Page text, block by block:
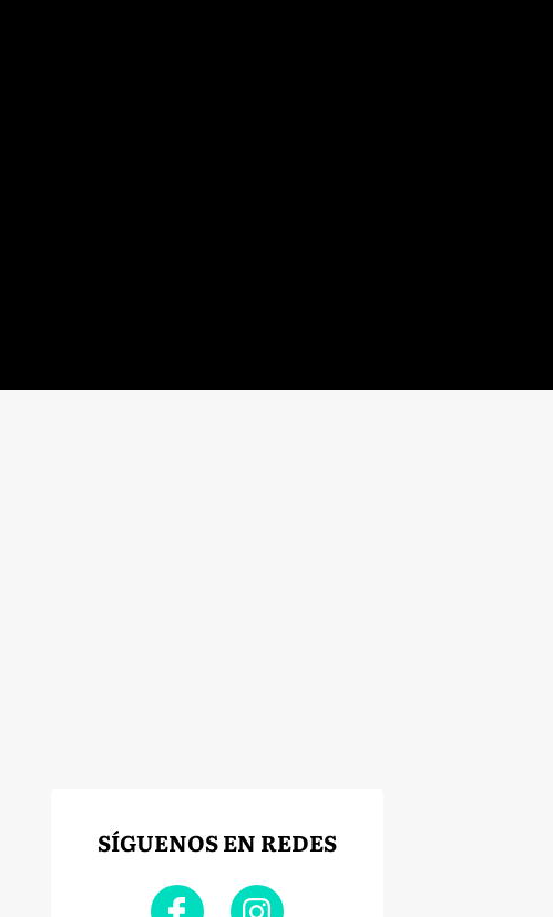
SÍGUENOS EN REDES